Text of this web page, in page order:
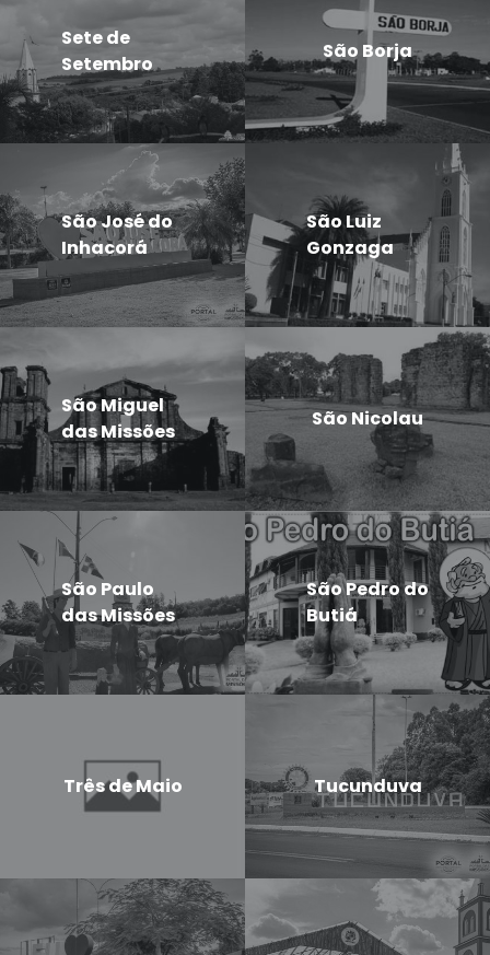
Sete de
Setembro
São Borja
São José do
Inhacorá
São Luiz
Gonzaga
São Miguel
das Missões
São Nicolau
São Paulo
das Missões
São Pedro do
Butiá
Três de Maio Tucunduva